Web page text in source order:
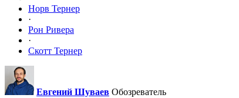
Норв Тернер
·
Рон Ривера
·
Скотт Тернер
Евгений Шуваев Обозреватель